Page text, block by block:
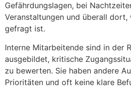
Gefährdungslagen, bei
Veranstaltungen und überall dort,
gefragt ist.
Interne Mitarbeitende sind in der
ausgebildet, kritische
zu bewerten. Sie haben andere
Prioritäten und oft keine klare